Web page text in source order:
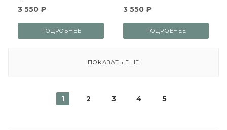
3 550 ₽
ПОДРОБНЕЕ
3 550 ₽
ПОДРОБНЕЕ
ПОКАЗАТЬ ЕЩЕ
1 2 3 4 5